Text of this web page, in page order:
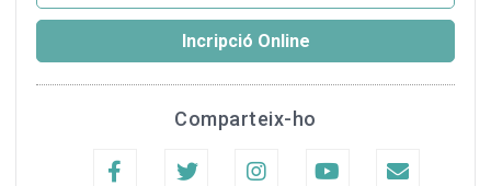
Incripció Online
Comparteix-ho